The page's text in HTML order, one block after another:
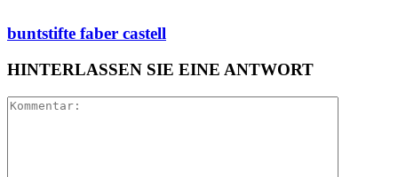
buntstifte faber castell
HINTERLASSEN SIE EINE ANTWORT